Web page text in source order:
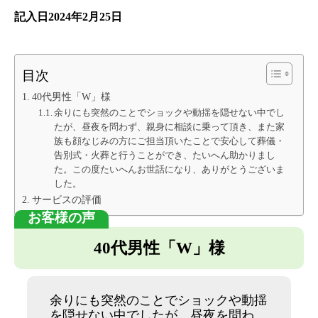
記入日2024年2月25日
目次
40代男性「W」様
余りにも突然のことでショックや動揺を隠せない中でし
たが、昼夜を問わず、親身に相談に乗って頂き、また家
族も顔なじみの方にご担当頂いたことで安心して葬儀・
告別式・火葬と行うことができ、たいへん助かりまし
た。この度たいへんお世話になり、ありがとうございま
した。
サービスの評価
40代男性「W」様
余りにも突然のことでショックや動揺